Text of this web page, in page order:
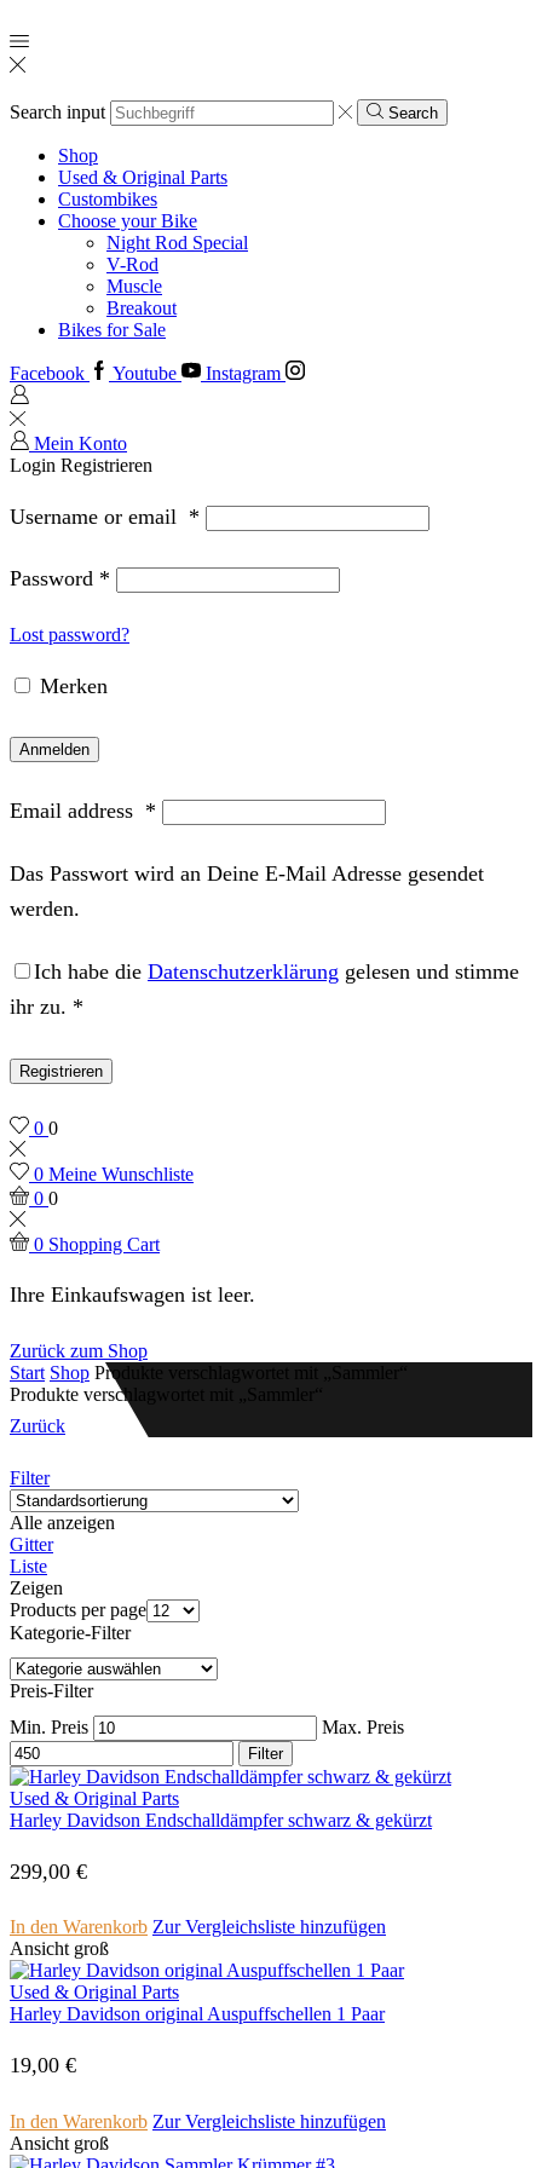
Search input Search
Shop
Used & Original Parts
Custombikes
Choose your Bike
Night Rod Special
V-Rod
Muscle
Breakout
Bikes for Sale
Facebook Youtube Instagram
Mein Konto
Login Registrieren
Username or email *
Password *
Lost password?
Merken
Anmelden
Email address *
Das Passwort wird an Deine E-Mail Adresse gesendet
werden.
Ich habe die Datenschutzerklärung gelesen und stimme
ihr zu. *
Registrieren
0 0
0 Meine Wunschliste
0 0
0 Shopping Cart
Ihre Einkaufswagen ist leer.
Zurück zum Shop
Start Shop Produkte verschlagwortet mit „Sammler“
Produkte verschlagwortet mit „Sammler“
Zurück
Filter
Alle anzeigen
Gitter
Liste
Zeigen
Products per page
Kategorie-Filter
Preis-Filter
Min. Preis
Max. Preis
Filter
Used & Original Parts
Harley Davidson Endschalldämpfer schwarz & gekürzt
299,00 €
In den Warenkorb Zur Vergleichsliste hinzufügen
Ansicht groß
Used & Original Parts
Harley Davidson original Auspuffschellen 1 Paar
19,00 €
In den Warenkorb Zur Vergleichsliste hinzufügen
Ansicht groß